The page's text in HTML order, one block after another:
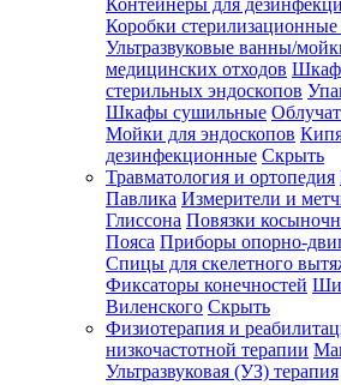
Контейнеры для
Коробки
Ультразвуковые ванны/
медицинских отходов
стерильных эндоскопов
Шкафы сушильные
Мойки для эндоскопов
дезинфекционные Скрыть
Травматология и ортопедия
Павлика Измерители и
Глиссона Повязки
Пояса Приборы опорно-
Спицы для скелетного
Фиксаторы конечностей
Виленского Скрыть
Физиотерапия и
низкочастотной терапии
Ультразвуковая (УЗ) терапия